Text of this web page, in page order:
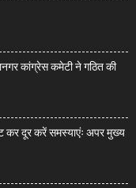
कांग्रेस कमेटी ने गठित की
कर दूर करें समस्याएंः अपर मुख्य